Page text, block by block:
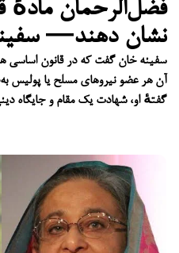
فضل‌الرحمان مادهٔ
نشان دهند—
سفینه خان گفت که در قانون اساسی
آن هر عضو نیروهای مسلح یا پولیس
گفتهٔ او، شهادت یک مقام و جایگاه